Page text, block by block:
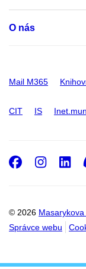
O nás
Mail M365
CIT IS
© 2026
Správce webu